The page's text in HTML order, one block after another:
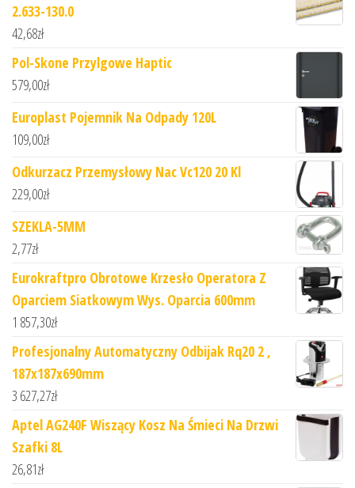
2.633-130.0
42,68zł
Pol-Skone Przylgowe Haptic
579,00zł
Europlast Pojemnik Na Odpady 120L
109,00zł
Odkurzacz Przemysłowy Nac Vc120 20 Kl
229,00zł
SZEKLA-5MM
2,77zł
Eurokraftpro Obrotowe Krzesło Operatora Z
Oparciem Siatkowym Wys. Oparcia 600mm
1 857,30zł
Profesjonalny Automatyczny Odbijak Rq20 2 ,
187x187x690mm
3 627,27zł
Aptel AG240F Wiszący Kosz Na Śmieci Na Drzwi
Szafki 8L
26,81zł